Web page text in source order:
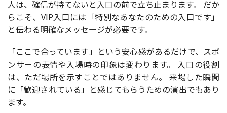
人は、確信が持てないと入口の前で立ち止まります。 だか
らこそ、VIP入口には「特別なあなたのための入口です」
と伝わる明確なメッセージが必要です。
「ここで合っています」という安心感があるだけで、スポ
ンサーの表情や入場時の印象は変わります。 入口の役割
は、ただ場所を示すことではありません。 来場した瞬間
に「歓迎されている」と感じてもらうための演出でもあり
ます。